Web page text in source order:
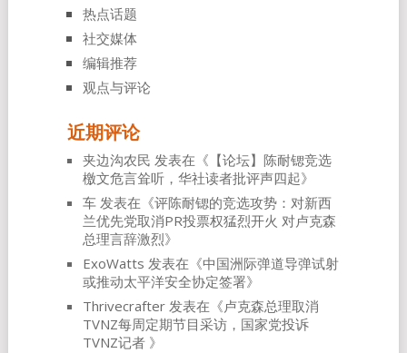
热点话题
社交媒体
编辑推荐
观点与评论
近期评论
夹边沟农民 发表在《 【论坛】陈耐锶竞选
檄文危言耸听，华社读者批评声四起》
车发表在《评陈耐锶的竞选攻势：对新西
兰优先党取消PR投票权猛烈开火 对卢克森
总理言辞激烈》
ExoWatts 发表在《中国洲际弹道导弹试射
或推动太平洋安全协定签署》
Thrivecrafter发表在《卢克森总理取消
TVNZ每周定期节目采访，国家党投诉
TVNZ记者 》